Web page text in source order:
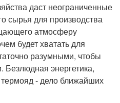
даст неограниченные
сырья для производства
атмосферу
будет хватать для
разумными, чтобы
Безлюдная энергетика,
- дело ближайших